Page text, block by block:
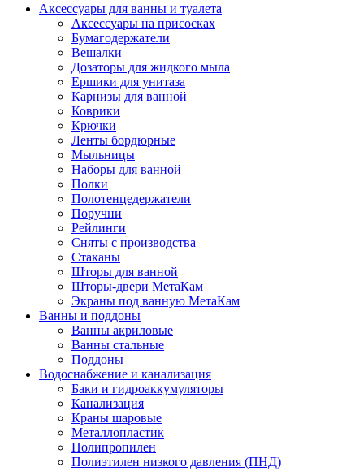
Аксессуары для ванны и туалета
Аксессуары на присосках
Бумагодержатели
Вешалки
Дозаторы для жидкого мыла
Ершики для унитаза
Карнизы для ванной
Коврики
Крючки
Ленты бордюрные
Мыльницы
Наборы для ванной
Полки
Полотенцедержатели
Поручни
Рейлинги
Сняты с производства
Стаканы
Шторы для ванной
Шторы-двери МетаКам
Экраны под ванную МетаКам
Ванны и поддоны
Ванны акриловые
Ванны стальные
Поддоны
Водоснабжение и канализация
Баки и гидроаккумуляторы
Канализация
Краны шаровые
Металлопластик
Полипропилен
Полиэтилен низкого давления (ПНД)